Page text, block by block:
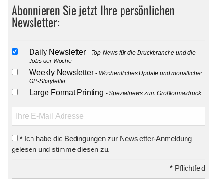
Abonnieren Sie jetzt Ihre persönlichen
Newsletter:
Daily Newsletter
Top-News für die Druckbranche und die
Jobs der Woche
Weekly Newsletter
Wöchentliches Update und monatlicher
GP-Storyletter
Large Format Printing Spezialnews zum Großformatdruck
* Ich habe die Bedingungen zur Newsletter-Anmeldung
gelesen und stimme diesen zu.
* Pflichtfeld